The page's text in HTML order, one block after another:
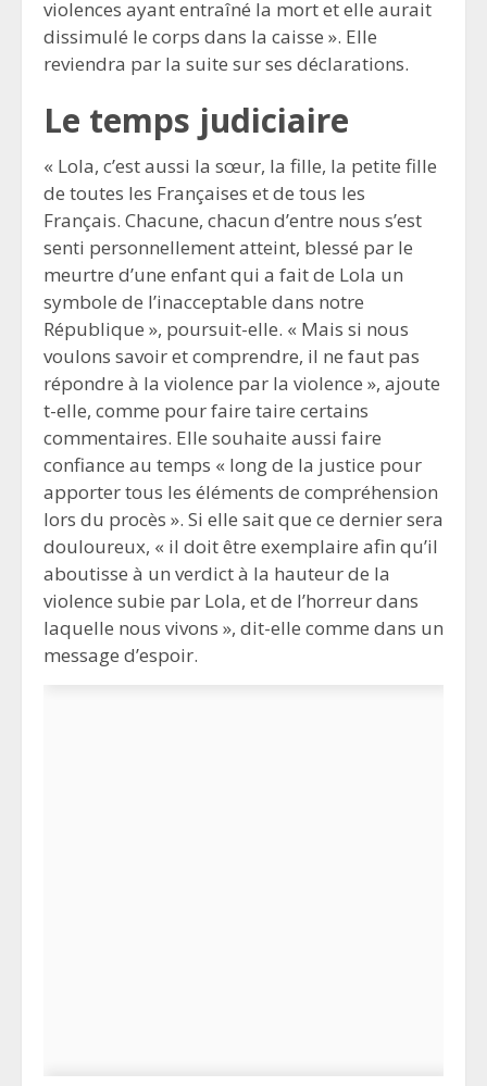
violences ayant entraîné la mort et elle aurait
dissimulé le corps dans la caisse ». Elle
reviendra par la suite sur ses déclarations.
Le temps judiciaire
« Lola, c’est aussi la sœur, la fille, la petite fille
de toutes les Françaises et de tous les
Français. Chacune, chacun d’entre nous s’est
senti personnellement atteint, blessé par le
meurtre d’une enfant qui a fait de Lola un
symbole de l’inacceptable dans notre
République », poursuit-elle. « Mais si nous
voulons savoir et comprendre, il ne faut pas
répondre à la violence par la violence », ajoute
t-elle, comme pour faire taire certains
commentaires. Elle souhaite aussi faire
confiance au temps « long de la justice pour
apporter tous les éléments de compréhension
lors du procès ». Si elle sait que ce dernier sera
douloureux, « il doit être exemplaire afin qu’il
aboutisse à un verdict à la hauteur de la
violence subie par Lola, et de l’horreur dans
laquelle nous vivons », dit-elle comme dans un
message d’espoir.